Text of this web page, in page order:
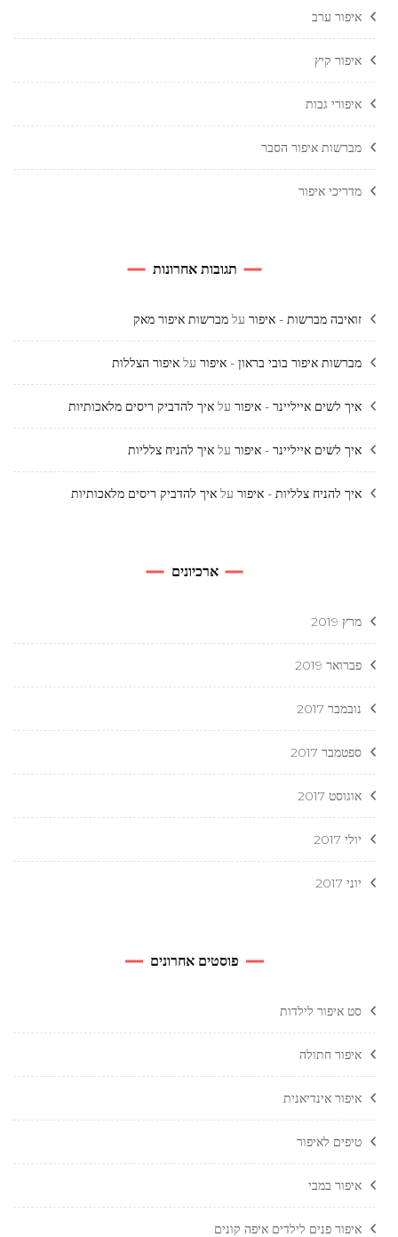
איפור ערב
איפור קיץ
איפורי גבות
מברשות איפור הסבר
מדריכי איפור
תגובות אחרונות
זואיבה מברשות - איפור על מברשות איפור מאק
מברשות איפור בובי בראון - איפור על איפור הצללות
איך לשים אייליינר - איפור על איך להדביק ריסים מלאכותיות
איך לשים אייליינר - איפור על איך להניח צלליות
איך להניח צלליות - איפור על איך להדביק ריסים מלאכותיות
ארכיונים
מרץ 2019
פברואר 2019
נובמבר 2017
ספטמבר 2017
אוגוסט 2017
יולי 2017
יוני 2017
פוסטים אחרונים
סט איפור לילדות
איפור חתולה
איפור אינדיאנית
טיפים לאיפור
איפור במבי
איפור פנים לילדים איפה קונים